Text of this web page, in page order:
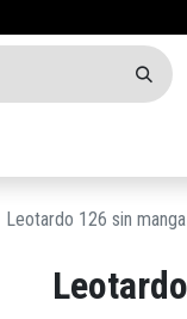
Leotardo 126 sin manga